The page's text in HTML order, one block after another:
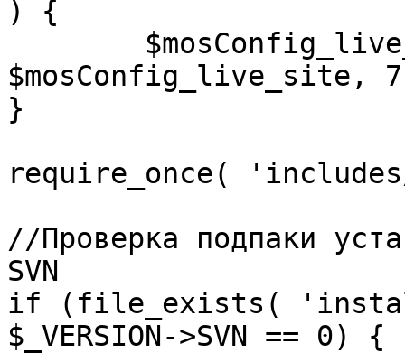
) {
$mosConfig_live_site,
}
require_once(
//Проверка подпаки
SVN
if (file_exists(
$_VERSION->SVN == 0) {